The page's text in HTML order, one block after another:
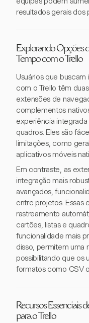
resultados gerais dos
Explorando Opções
Tempo com o Trello
Usuários que
com o Trello têm
extensões de
complementos
experiência
quadros. Eles são
limitações, como
aplicativos móveis
Em contraste, as
integração mais
avançados,
entre projetos.
rastreamento
cartões, listas e
funcionalidade mais
disso, permitem uma
possibilitando que os
formatos como CSV
Recursos Essenciais
para o Trello